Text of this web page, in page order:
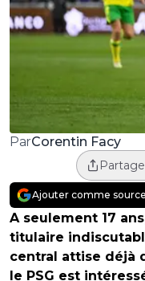
ParCorentin Facy
Ajouter comme
A seulement 17
titulaire
central attise déjà
le PSG est